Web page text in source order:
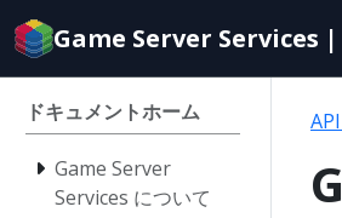
Documentation
index
for
agents
Game Server Services |
ドキュメントホーム
Game Server
Services について